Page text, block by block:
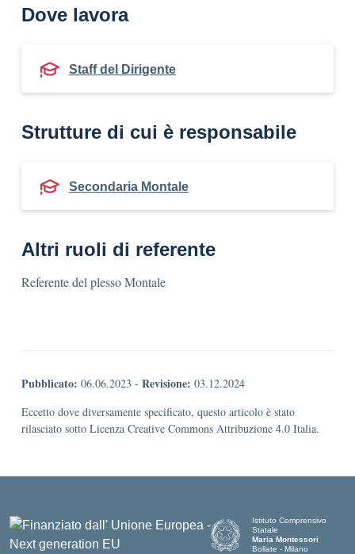
Dove lavora
Staff del Dirigente
Strutture di cui è responsabile
Secondaria Montale
Altri ruoli di referente
Referente del plesso Montale
Pubblicato: 06.06.2023 - Revisione: 03.12.2024
Eccetto dove diversamente specificato, questo articolo è stato
rilasciato sotto Licenza Creative Commons Attribuzione 4.0 Italia.
Istituto Comprensivo
Statale
Maria Montessori
Bollate - Milano